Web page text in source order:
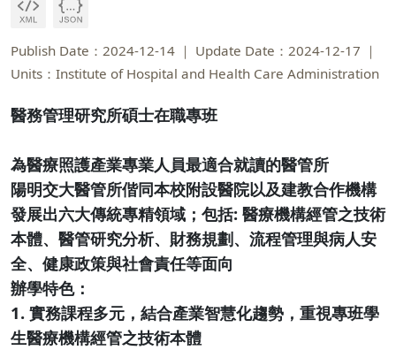
Publish Date：2024-12-14
Update Date：2024-12-17
Units：Institute of Hospital and Health Care Administration
醫務管理研究所碩士在職專班
為醫療照護產業專業人員最適合就讀的醫管所
陽明交大醫管所偕同本校附設醫院以及建教合作機構
發展出六大傳統專精領域；包括: 醫療機構經管之技術
本體、醫管研究分析、財務規劃、流程管理與病人安
全、健康政策與社會責任等面向
辦學特色：
1. 實務課程多元，結合產業智慧化趨勢，重視專班學
生醫療機構經管之技術本體